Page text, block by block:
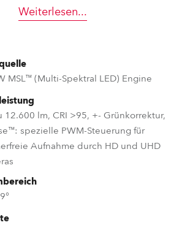
Weiterlesen...
MSL™ (Multi-Spektral LED) Engine
12.600 lm, CRI >95, +- Grünkorrektur,
spezielle PWM-Steuerung für
Aufnahme durch HD und UHD